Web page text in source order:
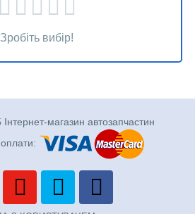
Зробіть вибір!
магазин автозапчастин